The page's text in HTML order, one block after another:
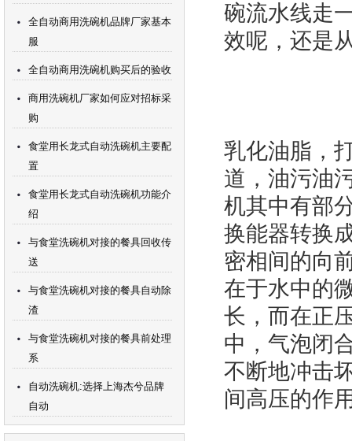
全自动商用洗碗机品牌厂家基本
服
全自动商用洗碗机购买后的验收
商用洗碗机厂家如何应对招标采
购
食堂用长龙式自动洗碗机主要配
置
食堂用长龙式自动洗碗机功能介
绍
与食堂洗碗机对接的餐具回收传
送
与食堂洗碗机对接的餐具自动除
渣
与食堂洗碗机对接的餐具前处理
系
自动洗碗机:选择上海杰兮品牌
自动
碗流水线走
效呢，还是
乳化油脂，
道，油污油
机其中有部
换能器转换
密相间的向
在于水中的
长，而在正
中，气泡闭
不断地冲击
间高压的作